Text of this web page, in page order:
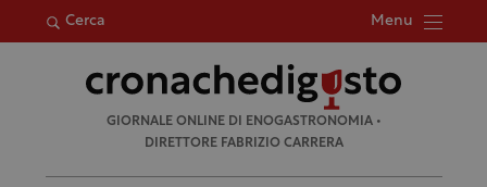
Cerca Menu
per:
GIORNALE ONLINE DI ENOGASTRONOMIA •
DIRETTORE FABRIZIO CARRERA